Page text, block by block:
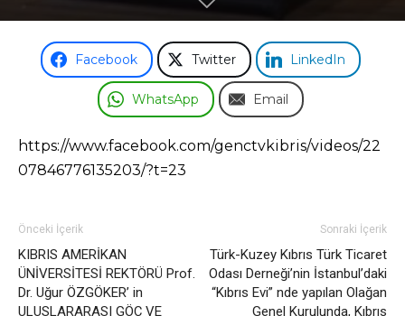
Facebook Twitter LinkedIn
WhatsApp Email
https://www.facebook.com/genctvkibris/videos/22
07846776135203/?t=23
Önceki İçerik
KIBRIS AMERİKAN
ÜNİVERSİTESİ REKTÖRÜ Prof.
Dr. Uğur ÖZGÖKER’ in
ULUSLARARASI GÖÇ VE
Sonraki İçerik
Türk-Kuzey Kıbrıs Türk Ticaret
Odası Derneği’nin İstanbul’daki
“Kıbrıs Evi” nde yapılan Olağan
Genel Kurulunda, Kıbrıs